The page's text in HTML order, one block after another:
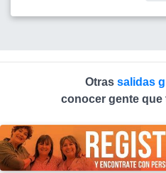
Otras salidas
conocer gente que